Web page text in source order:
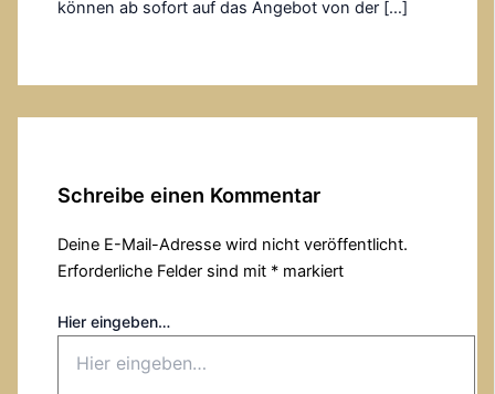
können ab sofort auf das Angebot von der […]
Schreibe einen Kommentar
Deine E-Mail-Adresse wird nicht veröffentlicht.
Erforderliche Felder sind mit * markiert
Hier eingeben…